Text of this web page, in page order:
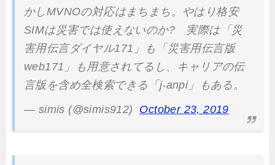
かしMVNOの対応はまちまち。やはり格安
SIMは災害では使えないのか? 実際は「災
害用伝言ダイヤル171」も「災害用伝言版
web171」も用意されてるし、キャリアの伝
言版を含め全検索できる「j-anpi」もある。
— simis (@simis912)
October 23, 2019